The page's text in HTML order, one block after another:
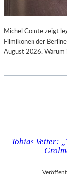
Michel Comte zeigt
Filmikonen der
August 2026. Warum
Tobias Vetter: